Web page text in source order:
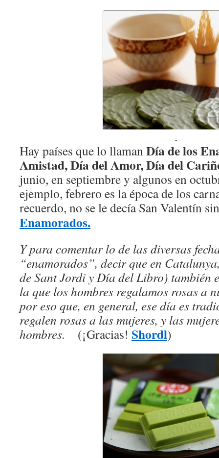
.
Hay países que lo llamanDía de los
Amistad, Día del Amor,Día del
junio, en septiembre y algunos en
ejemplo, febrero es la época de los
recuerdo, no se le decía San Valentín
Enamorados.
Y para comentar lo de las diversas
“enamorados”, decir que en
de Sant Jordi y Día del Libro) también
la que los hombres regalamos rosas a
por eso que, en general, ese día es
regalen rosas a las mujeres, y las
hombres. (¡Gracias! Shordl)